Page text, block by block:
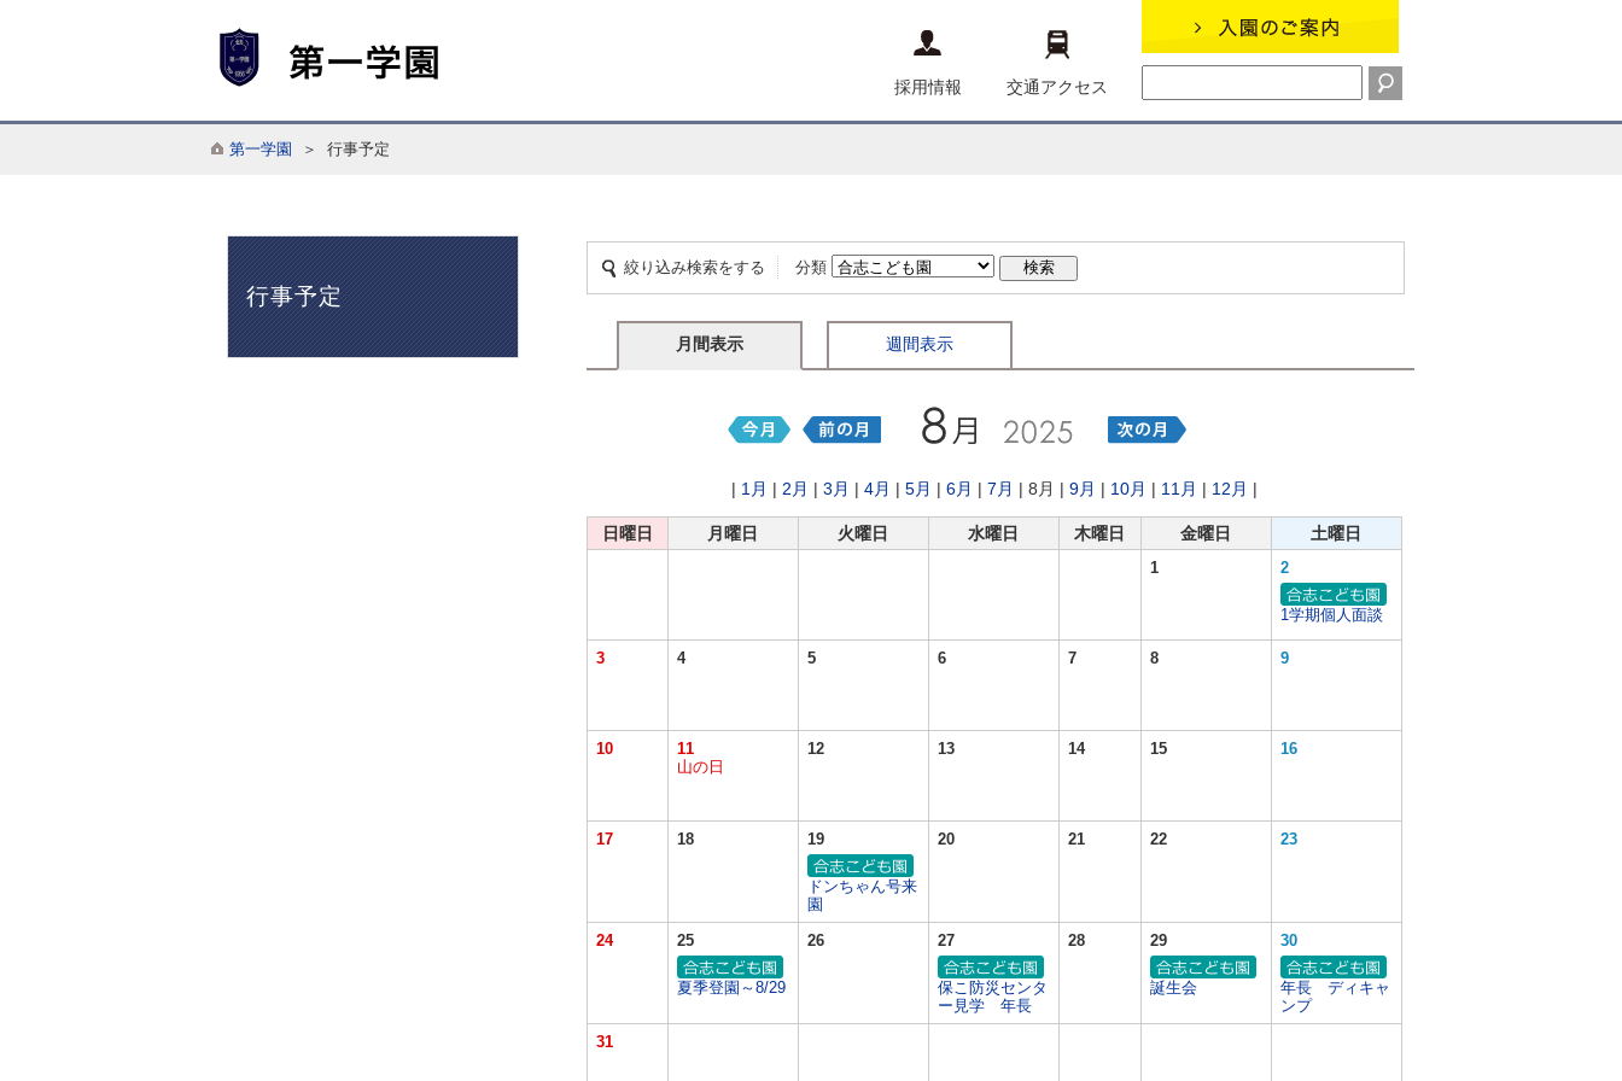
採用情報 交通アクセス
第一学園 ＞ 行事予定
行事予定
絞り込み検索をする 分類
月間表示 週間表示
| 1月 | 2月 | 3月 | 4月 | 5月 | 6月 | 7月 | 8月 | 9月 | 10月 | 11月 | 12月 |
日曜日 月曜日 火曜日 水曜日 木曜日 金曜日 土曜日
1 2
1学期個人面談
3 4 5 6 7 8 9
10
11
山の日
12 13 14 15 16
17 18 19
ドンちゃん号来
園
20 21 22 23
24 25
夏季登園～8/29
26 27
保こ防災センタ
ー見学 年長
28 29
誕生会
30
年長 ディキャ
ンプ
31